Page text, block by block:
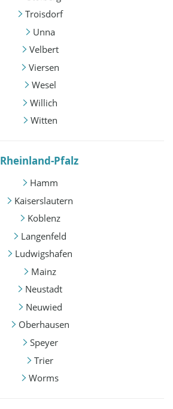
Troisdorf
Unna
Velbert
Viersen
Wesel
Willich
Witten
Rheinland-Pfalz
Hamm
Kaiserslautern
Koblenz
Langenfeld
Ludwigshafen
Mainz
Neustadt
Neuwied
Oberhausen
Speyer
Trier
Worms